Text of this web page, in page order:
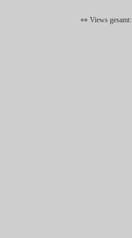
👀 Views gesamt: